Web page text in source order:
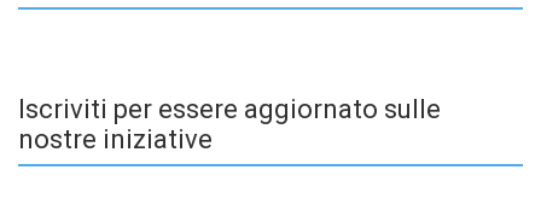
Iscriviti per essere aggiornato sulle
nostre iniziative